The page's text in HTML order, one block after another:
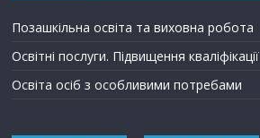
Позашкільна освіта та виховна робота
Освітні послуги. Підвищення кваліфікації
Освіта осіб з особливими потребами